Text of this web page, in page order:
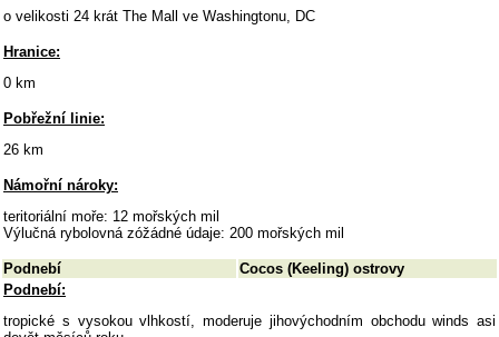
o velikosti 24 krát The Mall ve Washingtonu, DC
Hranice:
0 km
Pobřežní linie:
26 km
Námořní nároky:
teritoriální moře: 12 mořských mil
Výlučná rybolovná zóžádné údaje: 200 mořských mil
Podnebí
Cocos (Keeling) ostrovy
Podnebí:
tropické s vysokou vlhkostí, moderuje jihovýchodním obchodu winds asi